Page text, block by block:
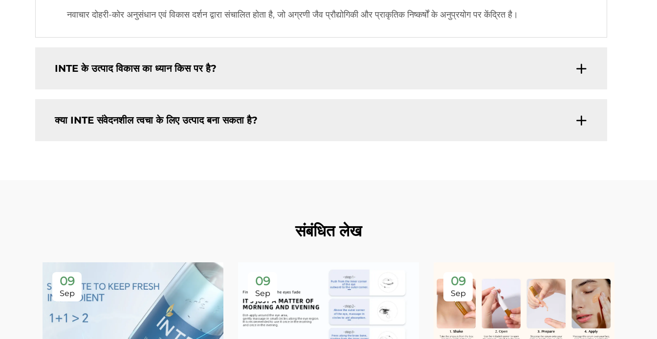
नवाचार दोहरी-कोर अनुसंधान एवं विकास दर्शन द्वारा संचालित होता है, जो अग्रणी जैव प्रौद्योगिकी और प्राकृतिक निष्कर्षों के अनुप्रयोग पर केंद्रित है।
INTE के उत्पाद विकास का ध्यान किस पर है?
क्या INTE संवेदनशील त्वचा के लिए उत्पाद बना सकता है?
संबंधित लेख
09
Sep
09
Sep
09
Sep